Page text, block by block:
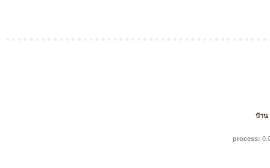
บ้าน
process: